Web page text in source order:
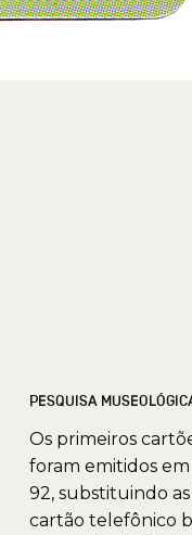
PESQUISA
Os primeiros
foram emitidos em
92, substituindo
cartão telefônico